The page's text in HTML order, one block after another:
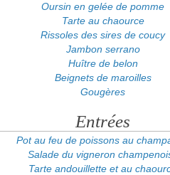
Oursin en gelée de pomme
Tarte au chaource
Rissoles des sires de coucy
Jambon serrano
Huître de belon
Beignets de maroilles
Gougères
Entrées
Pot au feu de poissons au
Salade du vigneron
Tarte andouillette et au